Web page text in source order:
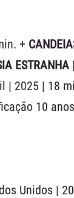
+
ESTRANHA
| 2025 | 18
10
Unidos |